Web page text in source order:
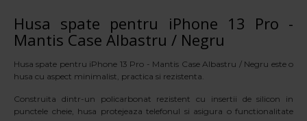
Husa spate pentru iPhone 13 Pro -
Mantis Case Albastru / Negru
Husa spate pentru iPhone 13 Pro - Mantis Case Albastru / Negru este o
husa cu aspect minimalist, practica si rezistenta.
Construita dintr-un policarbonat rezistent cu insertii de silicon in
punctele cheie, husa protejeaza telefonul si asigura o functionalitate